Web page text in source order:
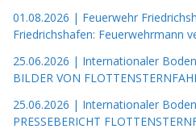
01.08.2026 | Feuerwehr
Friedrichshafen: Feuerwehrmann
25.06.2026 | Internationaler
BILDER VON
25.06.2026 | Internationaler
PRESSEBERICHT